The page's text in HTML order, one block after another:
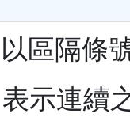
區隔條
示連續